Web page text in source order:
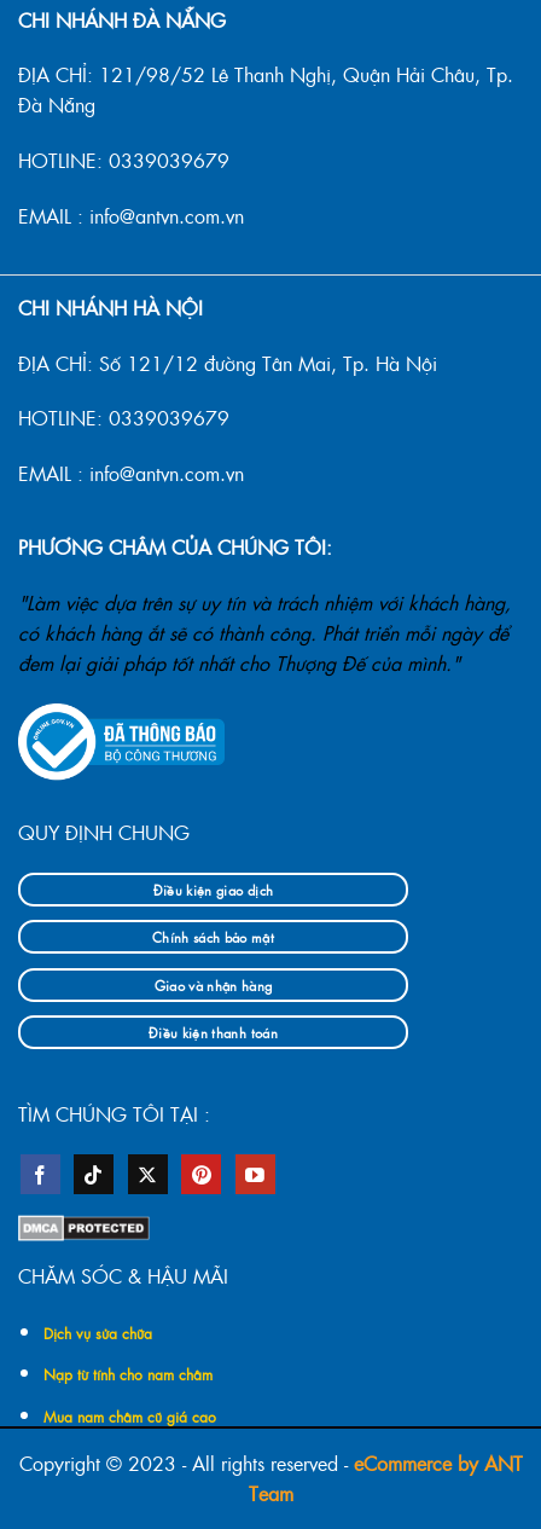
CHI NHÁNH ĐÀ NẴNG
ĐỊA CHỈ: 121/98/52 Lê Thanh Nghị, Quận Hải Châu, Tp.
Đà Nẵng
HOTLINE: 0339039679
EMAIL : info@antvn.com.vn
CHI NHÁNH HÀ NỘI
ĐỊA CHỈ: Số 121/12 đường Tân Mai, Tp. Hà Nội
HOTLINE: 0339039679
EMAIL : info@antvn.com.vn
PHƯƠNG CHÂM CỦA CHÚNG TÔI:
"Làm việc dựa trên sự uy tín và trách nhiệm với khách hàng,
có khách hàng ắt sẽ có thành công. Phát triển mỗi ngày để
đem lại giải pháp tốt nhất cho Thượng Đế của mình."
QUY ĐỊNH CHUNG
Điều kiện giao dịch
Chính sách bảo mật
Giao và nhận hàng
Điều kiện thanh toán
TÌM CHÚNG TÔI TẠI :
CHĂM SÓC & HẬU MÃI
Dịch vụ sửa chữa
Nạp từ tính cho nam châm
Mua nam châm cũ giá cao
Copyright © 2023 - All rights reserved -eCommerce by ANT
Team